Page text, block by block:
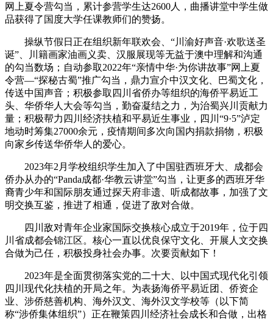
网上夏令营勾当，累计参营学生达2600人，曲播讲堂中学生做
品获得了国度大学任课教师们的赞扬。
操纵节假日正在组织新年联欢会、“川渝好声音·欢歌送圣
诞”、川籍画家油画义卖、汉服展现等无益于澳中理解和沟通
的勾当数场；自动参取2022年“亲情中华·为你讲故事”网上夏
令营—“探秘古蜀”推广勾当，鼎力宣介中汉文化、巴蜀文化，
传送中国声音；积极参取四川省侨办等组织的海侨平易近工
头、华侨华人大会等勾当，勤奋凝结之力，为治蜀兴川贡献力
量；积极帮力四川经济扶植和平易近生事业，四川“9·5”泸定
地动时筹集27000余元，疫情期间多次向国内捐款捐物，积极
向家乡传送华侨华人的爱心。
2023年2月学校组织学生加入了中国驻西班牙大、成都会
侨办从办的“Panda成都·华教云讲堂”勾当，让更多的西班牙华
裔青少年和国际朋友通过探天府非遗、听成都故事，加强了文
明交换互鉴，推进了相通，促进了敌对合做。
四川敌对青年企业家国际交换核心成立于2019年，位于四
川省成都会锦江区。核心一直以优良保守文化、开展人文交换
合做为己任，积极投身社会办事。次要贡献如下！
2023年是全面贯彻落实党的二十大、以中国式现代化引领
四川现代化扶植的开局之年。为表扬海侨平易近团、侨资企
业、涉侨慈善机构、海外汉文、海外汉文学校等（以下简
称“涉侨集体组织”）正在鞭策四川经济社会成长和合做，出格